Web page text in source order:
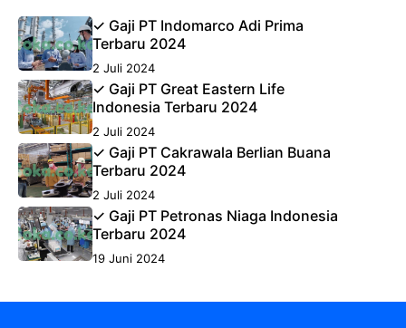
✓ Gaji PT Indomarco Adi Prima
Terbaru 2024
2 Juli 2024
✓ Gaji PT Great Eastern Life
Indonesia Terbaru 2024
2 Juli 2024
✓ Gaji PT Cakrawala Berlian Buana
Terbaru 2024
2 Juli 2024
✓ Gaji PT Petronas Niaga Indonesia
Terbaru 2024
19 Juni 2024